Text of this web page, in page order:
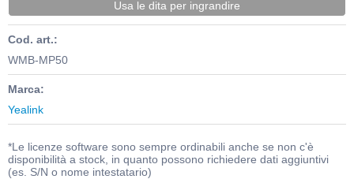
Usa le dita per ingrandire
Cod. art.:
WMB-MP50
Marca:
Yealink
*Le licenze software sono sempre ordinabili anche se non c'è
disponibilità a stock, in quanto possono richiedere dati aggiuntivi
(es. S/N o nome intestatario)